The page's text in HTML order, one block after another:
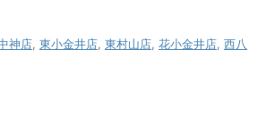
神店, 東小金井店, 東村山店, 花小金井店, 西八